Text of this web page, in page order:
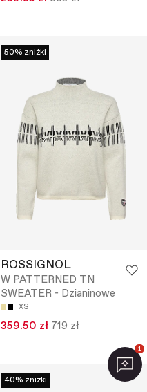
50% zniżki
ROSSIGNOL
W PATTERNED TN
SWEATER - Dzianinowe
XS
359.50 zł 719 zł
40% zniżki
1